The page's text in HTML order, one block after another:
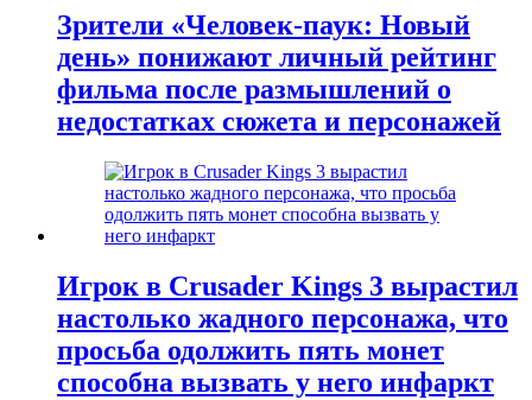
Зрители «Человек-паук: Новый
день» понижают личный рейтинг
фильма после размышлений о
недостатках сюжета и персонажей
Игрок в Crusader Kings 3 вырастил
настолько жадного персонажа, что
просьба одолжить пять монет
способна вызвать у него инфаркт